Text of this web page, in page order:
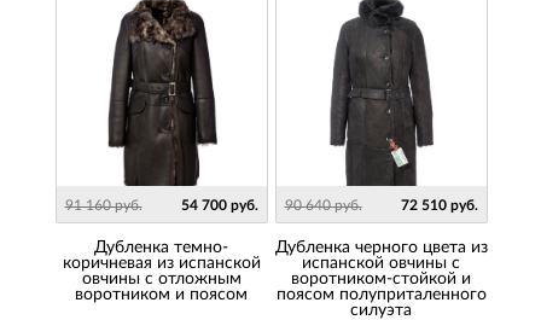
91 160 руб. 54 700 руб.
Дубленка темно-
коричневая из испанской
овчины с отложным
воротником и поясом
90 640 руб. 72 510 руб.
Дубленка черного цвета из
испанской овчины с
воротником-стойкой и
поясом полуприталенного
силуэта